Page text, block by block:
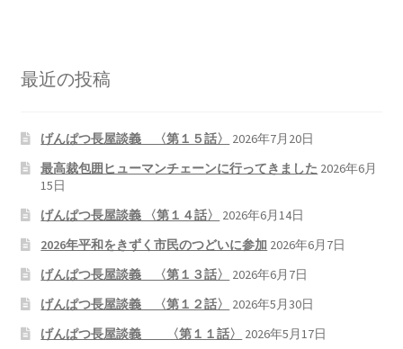
最近の投稿
げんぱつ長屋談義 〈第１５話〉
2026年7月20日
最高裁包囲ヒューマンチェーンに行ってきました 2026年6月
15日
げんぱつ長屋談義 〈第１４話〉
2026年6月14日
2026年平和をきずく市民のつどいに参加 2026年6月7日
げんぱつ長屋談義 〈第１３話〉
2026年6月7日
げんぱつ長屋談義 〈第１２話〉
2026年5月30日
げんぱつ長屋談義 〈第１１話〉
2026年5月17日